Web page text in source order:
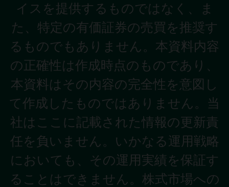
イスを提供するものではなく、ま
た、特定の有価証券の売買を推奨す
るものでもありません。本資料内容
の正確性は作成時点のものであり、
本資料はその内容の完全性を意図し
て作成したものではありません。当
社はここに記載された情報の更新責
任を負いません。いかなる運用戦略
においても、その運用実績を保証す
ることはできません。株式市場への